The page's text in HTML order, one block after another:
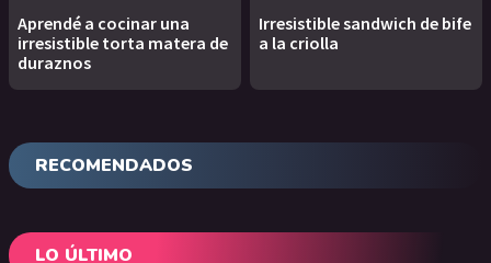
Aprendé a cocinar una
irresistible torta matera de
duraznos
Irresistible sandwich de bife
a la criolla
RECOMENDADOS
LO ÚLTIMO